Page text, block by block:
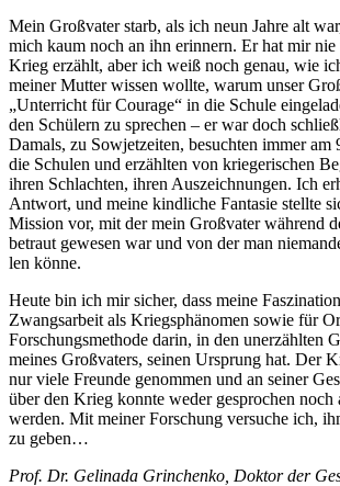
Mein Groß­va­ter starb, als ich neun Jahre alt
mich kaum noch an ihn erin­nern. Er hat mir nie
Krieg erzählt, aber ich weiß noch genau, wie
meiner Mutter wissen wollte, warum unser
„Unter­richt für Courage“ in die Schule
den Schü­lern zu spre­chen – er war doch
Damals, zu Sowjet­zei­ten, besuch­ten immer am
die Schulen und erzähl­ten von krie­ge­ri­schen
ihren Schlach­ten, ihren Aus­zeich­nun­gen. Ich
Antwort, und meine kind­li­che Fan­ta­sie stellte
Mission vor, mit der mein Groß­va­ter während
betraut gewesen war und von der man
len könne.
Heute bin ich mir sicher, dass meine
Zwangs­ar­beit als Kriegs­phä­no­men sowie für
For­schungs­me­thode darin, in den uner­zähl­ten
meines Groß­va­ters, seinen Ursprung hat. Der
nur viele Freunde genom­men und an seiner
über den Krieg konnte weder gespro­chen noch
werden. Mit meiner For­schung ver­su­che ich,
zu geben…
Prof. Dr. Gelinada Grin­chenko, Doktor der